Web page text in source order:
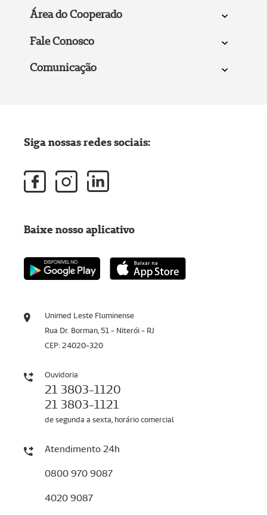
Área do Cooperado
Fale Conosco
Comunicação
Unimed Leste Fluminense
Rua Dr. Borman, 51 - Niterói - RJ
CEP: 24020-320
Ouvidoria
21 3803-1120
21 3803-1121
de segunda a sexta, horário comercial
Atendimento 24h
0800 970 9087
4020 9087
Siga nossas redes sociais:
Baixe nosso aplicativo